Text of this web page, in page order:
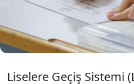
sınav salonlarında
bildirildi.
Liselere Geçiş Sistemi